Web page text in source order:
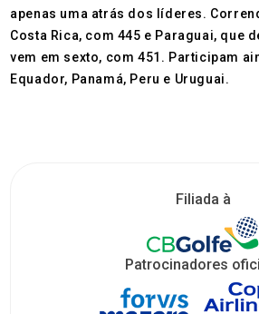
apenas uma atrás dos líderes.
Costa Rica, com 445 e Paraguai, que
vem em sexto, com 451. Participam
Equador, Panamá, Peru e Uruguai.
Filiada à
Patrocinadores